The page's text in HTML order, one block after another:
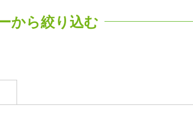
から絞り込む